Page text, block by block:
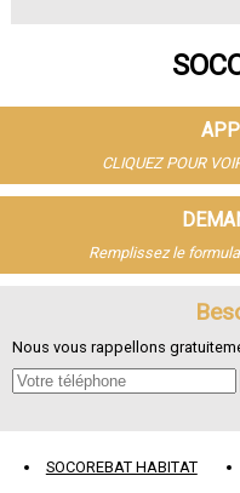
CLIQUEZ POUR
Remplissez le
Nous vous rappellons
SOCOREBAT HABITAT